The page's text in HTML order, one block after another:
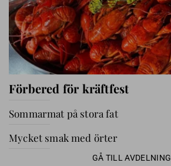
Förbered för kräftfest
Sommarmat på stora fat
Mycket smak med örter
GÅ TILL AVDELNING